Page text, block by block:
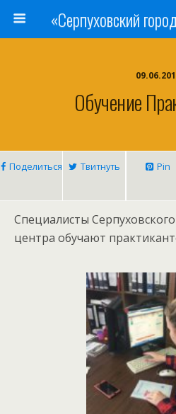
Обучение
Поделиться Твитнуть Pin
Специалисты
центра обучают